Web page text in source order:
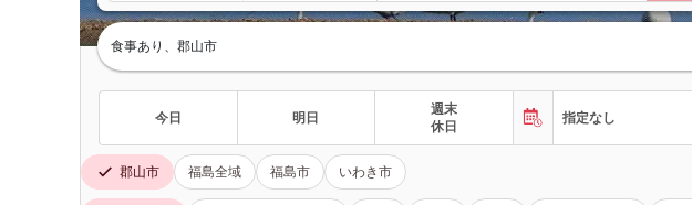
食事あり、郡山市
今日 明日
週末
休日
指定なし
郡山市 福島全域 福島市 いわき市